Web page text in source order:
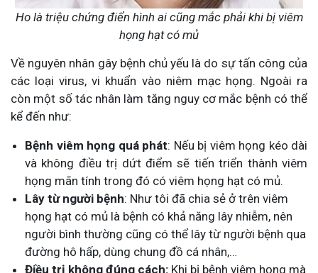
Ho là triệu chứng điển hình ai cũng mắc phải khi bị viêm
họng hạt có mủ
Về nguyên nhân gây bệnh chủ yếu là do sự tấn công của
các loại virus, vi khuẩn vào niêm mạc họng. Ngoài ra
còn một số tác nhân làm tăng nguy cơ mắc bệnh có thể
kể đến như:
Bệnh viêm họng quá phát: Nếu bị viêm họng kéo dài
và không điều trị dứt điểm sẽ tiến triển thành viêm
họng mãn tính trong đó có viêm họng hạt có mủ.
Lây từ người bệnh: Như tôi đã chia sẻ ở trên viêm
họng hạt có mủ là bệnh có khả năng lây nhiễm, nên
người bình thường cũng có thể lây từ người bệnh qua
đường hô hấp, dùng chung đồ cá nhân,…
Điều trị không đúng cách: Khi bị bệnh viêm họng mà